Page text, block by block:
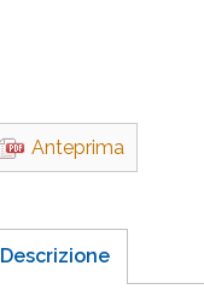
Anteprima
Descrizione